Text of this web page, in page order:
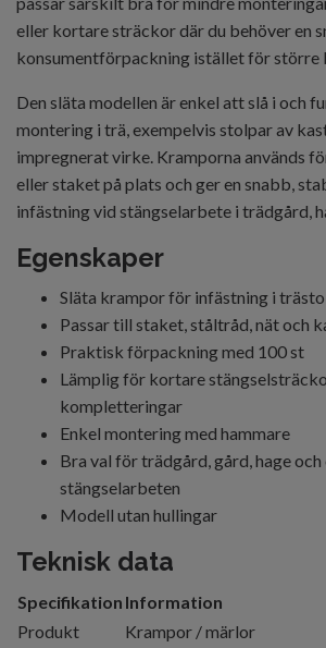
eller kortare sträckor där du behöver en
konsumentförpackning istället för större
Den släta modellen är enkel att slå i och
montering i trä, exempelvis stolpar av
impregnerat virke. Kramporna används
eller staket på plats och ger en snabb,
infästning vid stängselarbete i trädgård,
Egenskaper
Släta krampor för infästning i
Passar till staket, ståltråd, nät och
Praktisk förpackning med 100 st
Lämplig för kortare
kompletteringar
Enkel montering med hammare
Bra val för trädgård, gård, hage
stängselarbeten
Modell utan hullingar
Teknisk data
Specifikation Information
Produkt
Krampor / märlor